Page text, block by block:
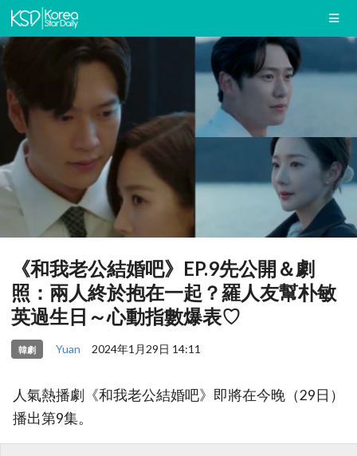
《和我老公結婚吧》EP.9先公開＆劇
照：兩人終於抱在一起？羅人友幫朴敏
英過生日～心動指數爆表♡
韓劇 Yuan 2024年1月29日 14:11
人氣熱播劇《和我老公結婚吧》即將在今晚（29日）
播出第9集。